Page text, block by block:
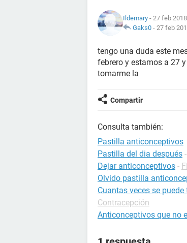
Ildemary - 27 feb
Gaks0 - 27 feb
tengo una duda este
febrero y estamos a 27
tomarme la
Compartir
Consulta también:
Pastilla anticonceptivos
Pastilla del dia después -
Dejar anticonceptivos -
Olvido pastilla
Cuantas veces se
Contracepción
Anticonceptivos que no